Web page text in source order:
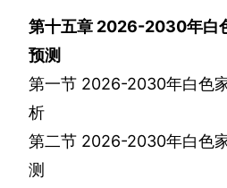
第十五章 2026-2030年白
预测
第一节 2026-2030年白色
析
第二节 2026-2030年白色
测